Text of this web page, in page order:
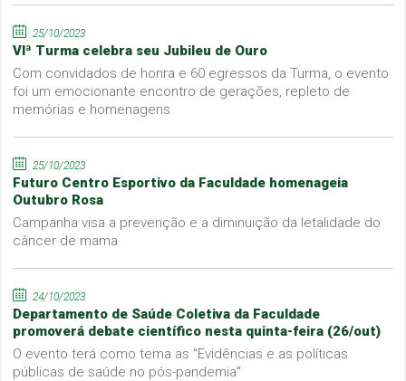
25/10/2023
VIª Turma celebra seu Jubileu de Ouro
Com convidados de honra e 60 egressos da Turma, o evento
foi um emocionante encontro de gerações, repleto de
memórias e homenagens
25/10/2023
Futuro Centro Esportivo da Faculdade homenageia
Outubro Rosa
Campanha visa a prevenção e a diminuição da letalidade do
câncer de mama
24/10/2023
Departamento de Saúde Coletiva da Faculdade
promoverá debate científico nesta quinta-feira (26/out)
O evento terá como tema as "Evidências e as políticas
públicas de saúde no pós-pandemia"